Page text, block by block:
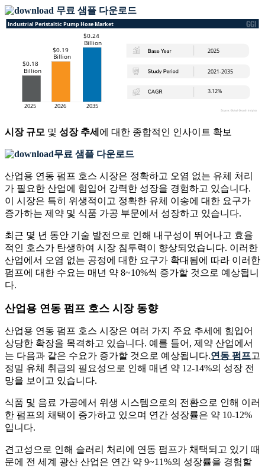
무료 샘플 다운로드
시장 규모 및 성장 추세 에 대한 종합적인 인사이트 확보
무료 샘플 다운로드
산업용 연동 펌프 호스 시장은 정확하고 오염 없는 유체 처리
가 필요한 산업에 힘입어 강력한 성장을 경험하고 있습니다.
이 시장은 특히 위생적이고 정확한 유체 이송에 대한 요구가
증가하는 제약 및 식품 가공 부문에서 성장하고 있습니다.
최근 몇 년 동안 기술 발전으로 인해 내구성이 뛰어나고 효율
적인 호스가 탄생하여 시장 침투력이 향상되었습니다. 이러한
산업에서 오염 없는 공정에 대한 요구가 확대됨에 따라 이러한
펌프에 대한 수요는 매년 약 8~10%씩 증가할 것으로 예상됩니
다.
산업용 연동 펌프 호스 시장 동향
산업용 연동 펌프 호스 시장은 여러 가지 주요 추세에 힘입어
상당한 확장을 목격하고 있습니다. 예를 들어, 제약 산업에서
는 다음과 같은 수요가 증가할 것으로 예상됩니다.연동 펌프고
정밀 유체 취급의 필요성으로 인해 매년 약 12-14%의 성장 전
망을 보이고 있습니다.
식품 및 음료 가공에서 위생 시스템으로의 전환으로 인해 이러
한 펌프의 채택이 증가하고 있으며 연간 성장률은 약 10-12%
입니다.
견고성으로 인해 슬러리 처리에 연동 펌프가 채택되고 있기 때
문에 전 세계 광산 산업은 연간 약 9~11%의 성장률을 경험할